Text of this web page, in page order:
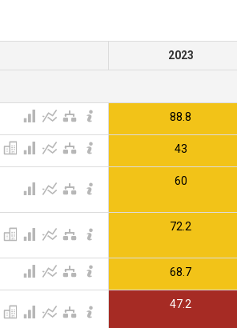
2023
88.8
43
60
72.2
68.7
47.2